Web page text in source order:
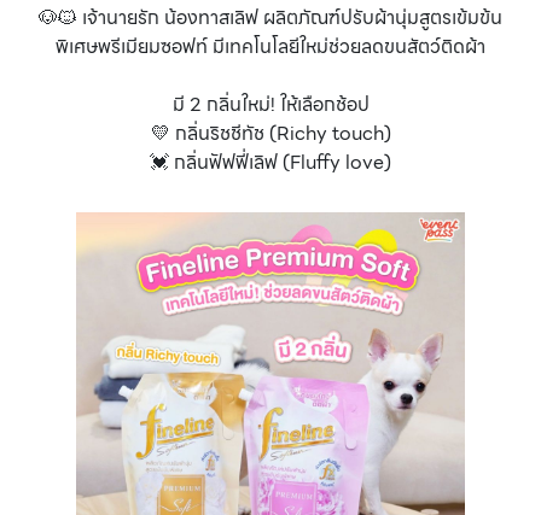
🐶🐱 เจ้านายรัก น้องทาสเลิฟ ผลิตภัณฑ์ปรับผ้านุ่มสูตรเข้มข้น
พิเศษพรีเมียมซอฟท์ มีเทคโนโลยีใหม่ช่วยลดขนสัตว์ติดผ้า
มี 2 กลิ่นใหม่! ให้เลือกช้อป
💛 กลิ่นริชชีทัช (Richy touch)
💓 กลิ่นฟัฟฟี่เลิฟ (Fluffy love)